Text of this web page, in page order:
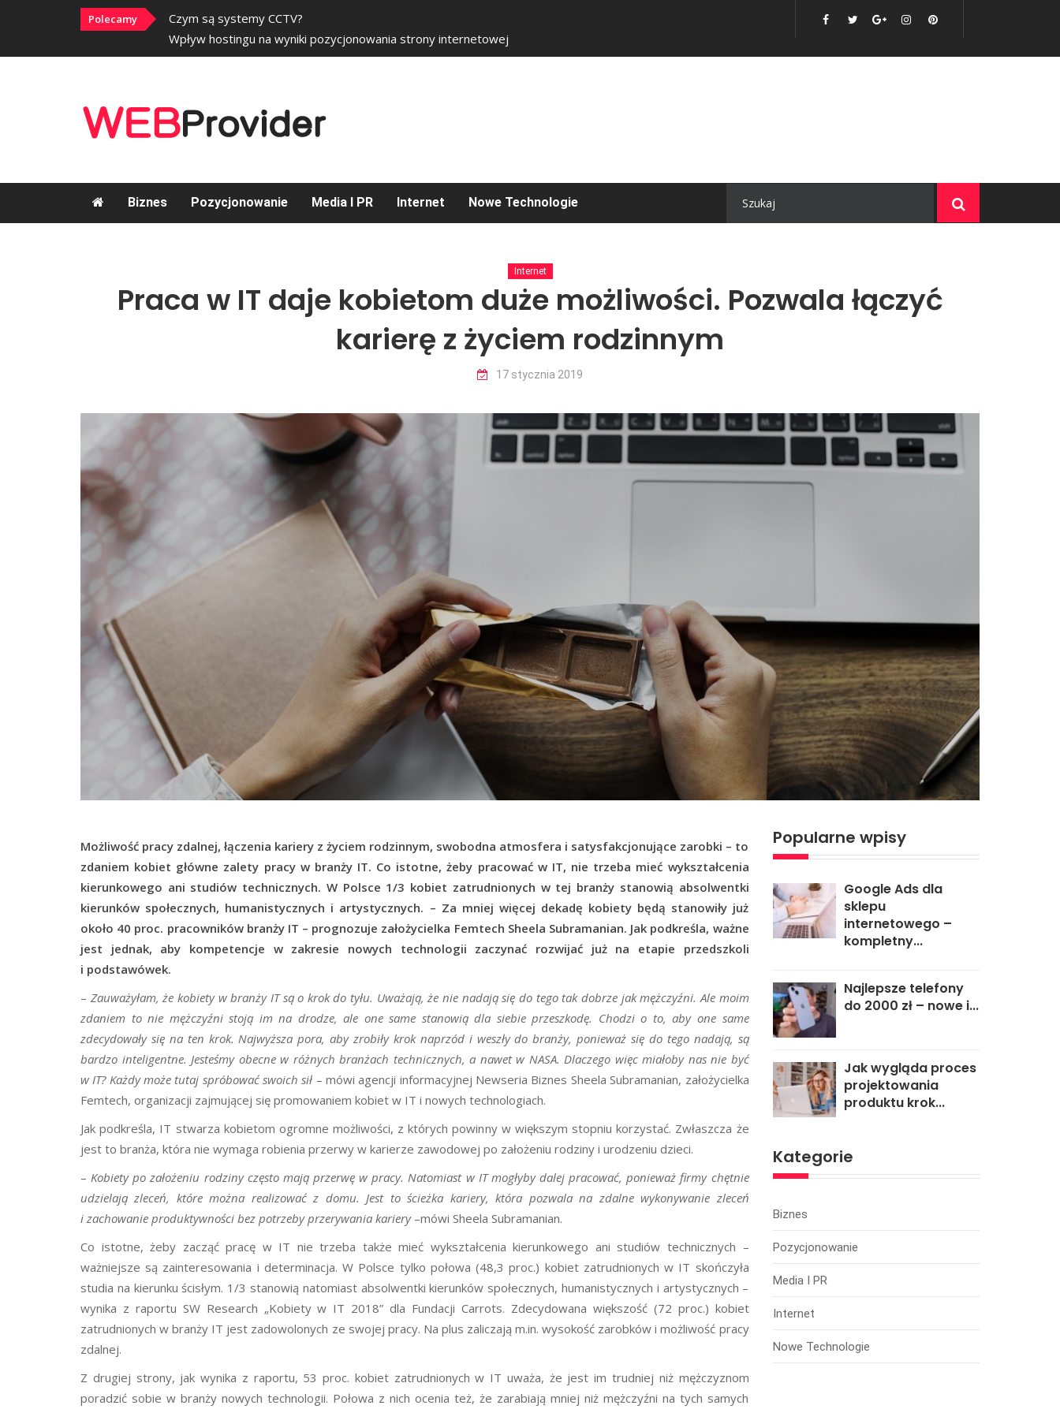
Polecamy
Czym są systemy CCTV?
Wpływ hostingu na wyniki pozycjonowania strony internetowej
Biznes Pozycjonowanie Media I PR Internet Nowe Technologie
Internet
Praca w IT daje kobietom duże możliwości. Pozwala łączyć
karierę z życiem rodzinnym
17 stycznia 2019
Możliwość pracy zdalnej, łączenia kariery z życiem rodzinnym, swobodna atmosfera i satysfakcjonujące zarobki – to
zdaniem kobiet główne zalety pracy w branży IT. Co istotne, żeby pracować w IT, nie trzeba mieć wykształcenia
kierunkowego ani studiów technicznych. W Polsce 1/3 kobiet zatrudnionych w tej branży stanowią absolwentki
kierunków społecznych, humanistycznych i artystycznych. – Za mniej więcej dekadę kobiety będą stanowiły już
około 40 proc. pracowników branży IT – prognozuje założycielka Femtech Sheela Subramanian. Jak podkreśla, ważne
jest jednak, aby kompetencje w zakresie nowych technologii zaczynać rozwijać już na etapie przedszkoli
i podstawówek.
– Zauważyłam, że kobiety w branży IT są o krok do tyłu. Uważają, że nie nadają się do tego tak dobrze jak mężczyźni. Ale moim
zdaniem to nie mężczyźni stoją im na drodze, ale one same stanowią dla siebie przeszkodę. Chodzi o to, aby one same
zdecydowały się na ten krok. Najwyższa pora, aby zrobiły krok naprzód i weszły do branży, ponieważ się do tego nadają, są
bardzo inteligentne. Jesteśmy obecne w różnych branżach technicznych, a nawet w NASA. Dlaczego więc miałoby nas nie być
w IT? Każdy może tutaj spróbować swoich sił – mówi agencji informacyjnej Newseria Biznes Sheela Subramanian, założycielka
Femtech, organizacji zajmującej się promowaniem kobiet w IT i nowych technologiach.
Jak podkreśla, IT stwarza kobietom ogromne możliwości, z których powinny w większym stopniu korzystać. Zwłaszcza że
jest to branża, która nie wymaga robienia przerwy w karierze zawodowej po założeniu rodziny i urodzeniu dzieci.
– Kobiety po założeniu rodziny często mają przerwę w pracy. Natomiast w IT mogłyby dalej pracować, ponieważ firmy chętnie
udzielają zleceń, które można realizować z domu. Jest to ścieżka kariery, która pozwala na zdalne wykonywanie zleceń
i zachowanie produktywności bez potrzeby przerywania kariery–mówi Sheela Subramanian.
Co istotne, żeby zacząć pracę w IT nie trzeba także mieć wykształcenia kierunkowego ani studiów technicznych –
ważniejsze są zainteresowania i determinacja. W Polsce tylko połowa (48,3 proc.) kobiet zatrudnionych w IT skończyła
studia na kierunku ścisłym. 1/3 stanowią natomiast absolwentki kierunków społecznych, humanistycznych i artystycznych –
wynika z raportu SW Research „Kobiety w IT 2018” dla Fundacji Carrots. Zdecydowana większość (72 proc.) kobiet
zatrudnionych w branży IT jest zadowolonych ze swojej pracy. Na plus zaliczają m.in. wysokość zarobków i możliwość pracy
zdalnej.
Z drugiej strony, jak wynika z raportu, 53 proc. kobiet zatrudnionych w IT uważa, że jest im trudniej niż mężczyznom
poradzić sobie w branży nowych technologii. Połowa z nich ocenia też, że zarabiają mniej niż mężczyźni na tych samych
Popularne wpisy
Google Ads dla
sklepu
internetowego –
kompletny...
Najlepsze telefony
do 2000 zł – nowe i...
Jak wygląda proces
projektowania
produktu krok...
Kategorie
Biznes
Pozycjonowanie
Media I PR
Internet
Nowe Technologie